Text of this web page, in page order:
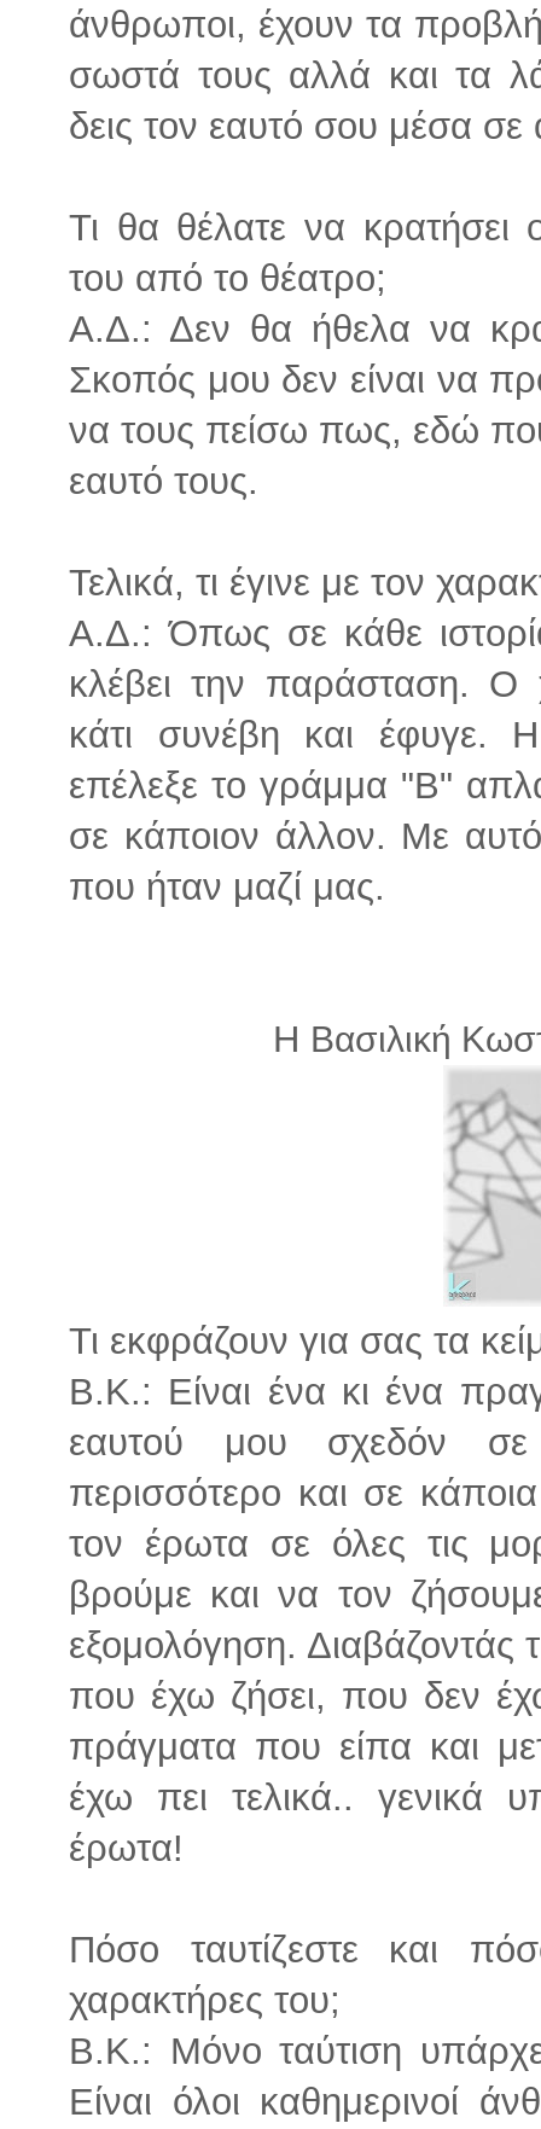
άνθρωποι, έχουν τα
σωστά τους αλλά και τα
δεις τον εαυτό σου μέσα
Τι θα θέλατε να
του από το θέατρο;
Α.Δ.: Δεν θα ήθελα να
Σκοπός μου δεν είναι να
να τους πείσω πως, εδώ
εαυτό τους.
Τελικά, τι έγινε με τον
Α.Δ.: Όπως σε κάθε
κλέβει την παράσταση. Ο
κάτι συνέβη και έφυγε.
επέλεξε το γράμμα "Β"
σε κάποιον άλλον. Με
που ήταν μαζί μας.
Η Βασιλική
Τι εκφράζουν για σας τα
Β.Κ.: Είναι ένα κι ένα
εαυτού μου σχεδόν
περισσότερο και σε
τον έρωτα σε όλες τις
βρούμε και να τον
εξομολόγηση.
που έχω ζήσει, που δεν
πράγματα που είπα και
έχω πει τελικά.. γενικά
έρωτα!
Πόσο ταυτίζεστε και
χαρακτήρες του;
Β.Κ.: Μόνο ταύτιση
Είναι όλοι καθημερινοί